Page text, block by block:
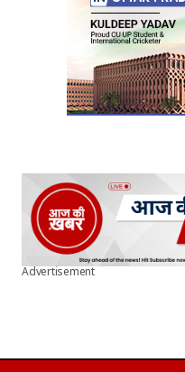
Advertisement